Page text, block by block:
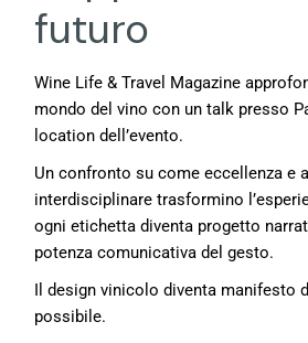
futuro
Wine Life & Travel Magazine
mondo del vino con un talk presso
location dell’evento.
Un confronto su come eccellenza e
interdisciplinare trasformino
ogni etichetta diventa progetto
potenza comunicativa del gesto.
Il design vinicolo diventa manifesto
possibile.